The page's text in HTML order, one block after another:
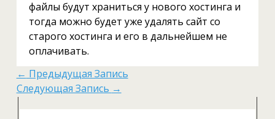
файлы будут храниться у нового хостинга и
тогда можно будет уже удалять сайт со
старого хостинга и его в дальнейшем не
оплачивать.
← Предыдущая Запись
Следующая Запись →